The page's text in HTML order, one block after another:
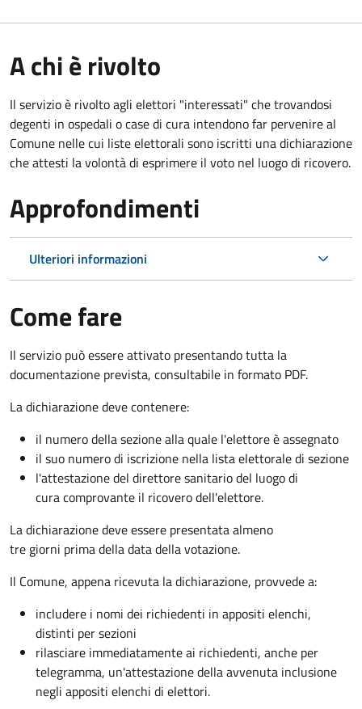
A chi è rivolto
Il servizio è rivolto agli elettori "interessati" che trovandosi
degenti in ospedali o case di cura intendono far pervenire al
Comune nelle cui liste elettorali sono iscritti una dichiarazione
che attesti la volontà di esprimere il voto nel luogo di ricovero.
Approfondimenti
Ulteriori informazioni
Come fare
Il servizio può essere attivato presentando tutta la
documentazione prevista, consultabile in formato PDF.
La dichiarazione deve contenere:
il numero della sezione alla quale l'elettore è assegnato
il suo numero di iscrizione nella lista elettorale di sezione
l'attestazione del direttore sanitario del luogo di
cura comprovante il ricovero dell'elettore.
La dichiarazione deve essere presentata almeno
tre giorni prima della data della votazione.
Il Comune, appena ricevuta la dichiarazione, provvede a:
includere i nomi dei richiedenti in appositi elenchi,
distinti per sezioni
rilasciare immediatamente ai richiedenti, anche per
telegramma, un'attestazione della avvenuta inclusione
negli appositi elenchi di elettori.